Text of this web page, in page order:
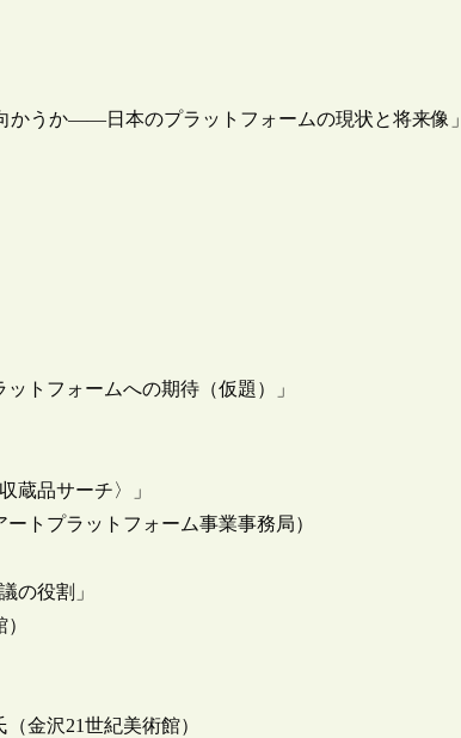
かうか――日本のプラットフォームの現状と将来像」
トフォームへの期待（仮題）」
蔵品サーチ〉」
トプラットフォーム事業事務局）
の役割」
金沢21世紀美術館）